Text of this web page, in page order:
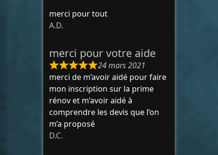
merci pour tout
A.D.
merci pour votre aide
24 mars 2021
merci de m’avoir aidé pour faire
mon inscription sur la prime
rénov et m’avoir aidé à
comprendre les devis que l’on
m’a proposé
D.C.